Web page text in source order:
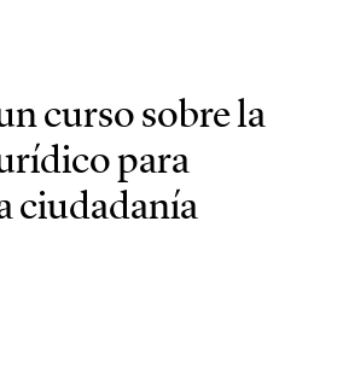
curso sobre la
para
ciudadanía